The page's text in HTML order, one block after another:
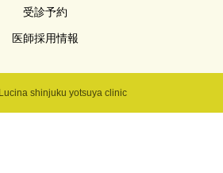
受診予約
医師採用情報
shinjuku yotsuya clinic